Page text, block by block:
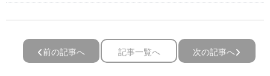
前の記事へ 記事一覧へ 次の記事へ